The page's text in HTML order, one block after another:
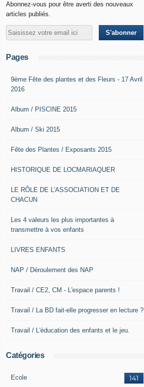
Abonnez-vous pour être averti des nouveaux
articles publiés.
Pages
9ème Fête des plantes et des Fleurs - 17 Avril
2016
Album / PISCINE 2015
Album / Ski 2015
Fête des Plantes / Exposants 2015
HISTORIQUE DE LOCMARIAQUER
LE RÔLE DE L'ASSOCIATION ET DE
CHACUN
Les 4 valeurs les plus importantes à
transmettre à vos enfants
LIVRES ENFANTS
NAP / Déroulement des NAP
Travail / CE2, CM - L'espace parents !
Travail / La BD fait-elle progresser en lecture ?
Travail / L'éducation des enfants et le jeu.
Catégories
141
Ecole